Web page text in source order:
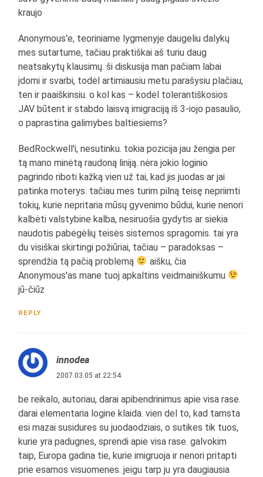
kraujo
Anonymous'e, teoriniame lygmenyje daugeliu dalykų
mes sutartume, tačiau praktiškai aš turiu daug
neatsakytų klausimų. ši diskusija man pačiam labai
įdomi ir svarbi, todėl artimiausiu metu parašysiu plačiau,
ten ir paaiškinsiu. o kol kas – kodėl tolerantiškosios
JAV būtent ir stabdo laisvą imigraciją iš 3-iojo pasaulio,
o paprastina galimybes baltiesiems?
BedRockwell'i, nesutinku. tokia pozicija jau žengia per
tą mano minėtą raudoną liniją. nėra jokio loginio
pagrindo riboti kažką vien už tai, kad jis juodas ar jai
patinka moterys. tačiau mes turim pilną teisę nepriimti
tokių, kurie nepritaria mūsų gyvenimo būdui, kurie nenori
kalbėti valstybine kalba, nesiruošia gydytis ar siekia
naudotis pabėgėlių teisės sistemos spragomis. tai yra
du visiškai skirtingi požiūriai, tačiau – paradoksas –
sprendžia tą pačią problemą
aišku, čia
Anonymous'as mane tuoj apkaltins veidmainiškumu
jū-čiūz
REPLY
innodea
2007.03.05 at 22:54
be reikalo, autoriau, darai apibendrinimus apie visa rase.
darai elementaria logine klaida. vien del to, kad tamsta
esi mazai susidures su juodaodziais, o sutikes tik tuos,
kurie yra padugnes, sprendi apie visa rase. galvokim
taip, Europa gadina tie, kurie imigruoja ir nenori pritapti
prie esamos visuomenes. jeigu tarp ju yra daugiausia